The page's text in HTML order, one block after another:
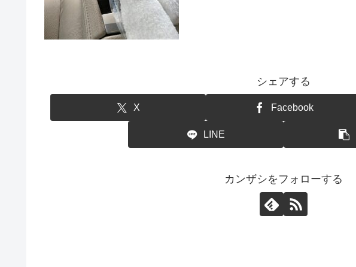
シェアする
X Facebook
LINE
カンザシをフォローする